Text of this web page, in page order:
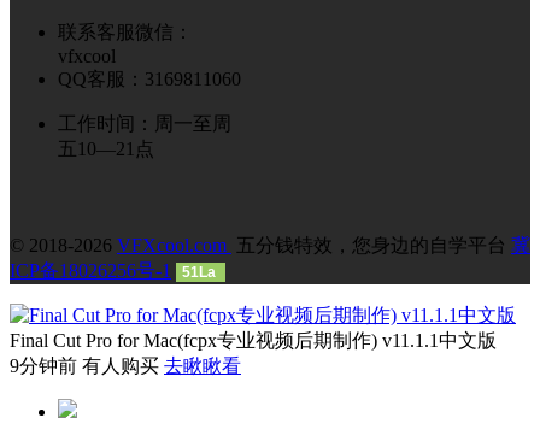
联系客服微信：
vfxcool
QQ客服：3169811060
工作时间：周一至周
五10—21点
© 2018-2026 VFXcool.com 五分钱特效，您身边的自学平台 冀
ICP备18026256号-1
51La
Final Cut Pro for Mac(fcpx专业视频后期制作) v11.1.1中文版
9分钟前 有人购买 去瞅瞅看